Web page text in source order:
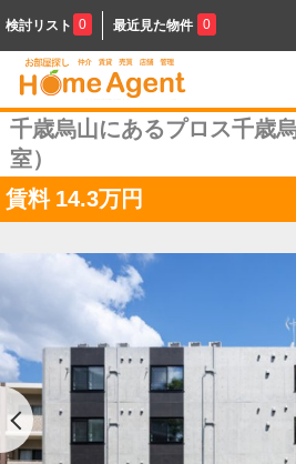
検討リスト 0 最近見た物件 0
千歳烏山にあるプロス千歳
室）
賃料 14.3万円